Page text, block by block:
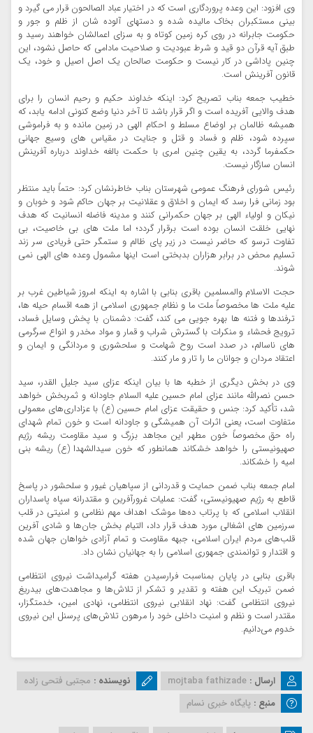
وی افزود: این وعده پروردگاری است که در اختیار عباد الصالحون قرار می گیرد و
بینی مستکبران بخاک مالیده شده و دستهای آلوده شان از ظلم و جور و
حکومت جابرانه در روی کره زمین کوتاه و به سزای اعمالشان خواهند رسید و
طبق آیه قرآن دو قید و شرط عبودیت و صلاحیت مادامی که حاصل نشود، این
چنین پاداشی در کار نیست و حکومت صالحان یک اصل اصیل و خود، یک
قانون آفرینش است.
خطیب جمعه بناب تصریح کرد: اینکه خداوند حکیم و رحیم انسان را برای
هدف والایی آفریده است و اگر قرار باشد تا آخر دنیا وضع کنونی ادامه یابد، که
همیشه ظالمان بر اوضاع مسلط و احکام الهی در زمین مانده و به فراموشی
سپرده شود، ظلم و فساد و قتل و جنایت در مقیاس های وسیع جهانی
حکمفرما گردد، به یقین چنین امری با حکمت بالغه خداوند درباره آفرینش
انسان سازگار نیست.
رئیس شورای فرهنگ عمومی شهرستان بناب خاطرنشان کرد: حتماً باید منتظر
بود زمانی فرا رسد که ایمان و اخلاق و عقلانیت بر جهان حاکم شود و خوبان و
نیکان و اولیاء الهی بر جهان حکمرانی کنند و مدینه فاضله انسانیت که هدف
نهایی خلقت انسان بوده است برقرار گردد؛ اما ملت های بی خاصیت، بی
تفاوت ترسو که حاضر نیست در زیر پای ظالم و ستمگر حتی فریادی سر زند
تسلیم محض در برابر هزاران بدبختی است اینها مشمول وعده های الهی نمی
شوند.
حجت الاسلام والمسلمین باقری بنابی با اشاره به اینکه امروز شیاطین غرب بر
علیه ملت ها مخصوصاً ملت ما و نظام جمهوری اسلامی از همه اقسام حیله ها،
ترفندها و فتنه ها بهره جویی می کند، گفت: دشمنان با پخش وسایل فساد،
ترویج فحشاء و منکرات با گسترش شراب و قمار و مواد مخدر و انواع سرگرمی
های ناسالم، در صدد است روح شهامت و سلحشوری و مردانگی و ایمان و
اعتقاد مردان و جوانان ما را تار و مار کنند.
وی در بخش دیگری از خطبه ها با بیان اینکه عزای سید جلیل القدر، سید
حسن نصرالله مانند عزای امام حسین علیه السلام جاودانه و ثمربخش خواهد
شد، تأکید کرد: جنس و حقیقت عزای امام حسین (ع) با عزاداری‌های معمولی
متفاوت است، یعنی اثرات آن همیشگی و جاودانه است و خون تمام شهدای
راه حق مخصوصاً خون مطهر این مجاهد بزرگ و سید مقاومت ریشه رژیم
صهیونیستی را خواهد خشکاند همانطور که خون سیدالشهدا (ع) ریشه بنی
امیه را خشکاند.
امام جمعه بناب ضمن حمایت و قدردانی از سپاهیان غیور و سلحشور در پاسخ
قاطع به رژیم صهیونیستی، گفت: عملیات غرورآفرین و مقتدرانه سپاه پاسداران
انقلاب اسلامی که با پرتاب ده‌ها موشک اهداف مهم نظامی و امنیتی در قلب
سرزمین های اشغالی مورد هدف قرار داد، التیام بخش جان‌ها و شادی آفرین
قلب‌های مردم ایران اسلامی، جبهه مقاومت و تمام آزادی خواهان جهان شده
و اقتدار و توانمندی جمهوری اسلامی را به جهانیان نشان داد.
باقری بنابی در پایان بمناسبت فرارسیدن هفته گرامیداشت نیروی انتظامی
ضمن تبریک این هفته و تقدیر و تشکر از تلاش‌ها و مجاهدت‌های بیدریغ
نیروی انتظامی گفت: نهاد انقلابی نیروی انتظامی، نهادی امین، خدمتگزار،
مقتدر است و نظم و امنیت داخلی خود را مرهون تلاش‌های پرسنل این نیروی
خدوم می‌دانیم.
ارسال : mojtaba fathizade نویسنده : مجتبی فتحی زاده
منبع : پایگاه خبری نسام